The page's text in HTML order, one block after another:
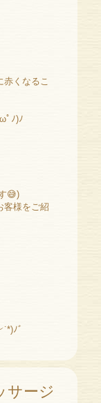
赤くなるこ
ﾟﾉ)ﾉ
😅)
客様をご紹
ﾉﾞ
サージ